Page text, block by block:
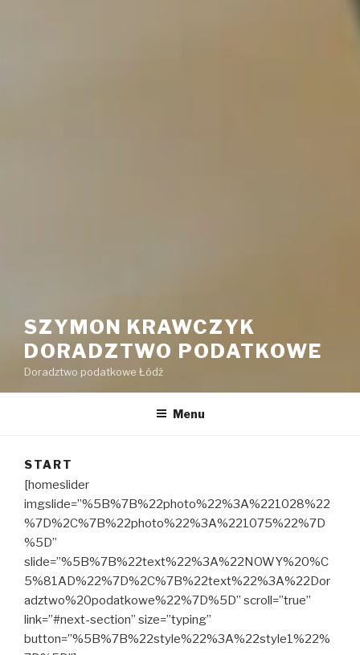
SZYMON KRAWCZYK
DORADZTWO PODATKOWE
Doradztwo podatkowe Łódź
Menu
START
[homeslider
imgslide=”%5B%7B%22photo%22%3A%221028%22
%7D%2C%7B%22photo%22%3A%221075%22%7D
%5D”
slide=”%5B%7B%22text%22%3A%22NOWY%20%C
5%81AD%22%7D%2C%7B%22text%22%3A%22Dor
adztwo%20podatkowe%22%7D%5D” scroll=”true”
link=”#next-section” size=”typing”
button=”%5B%7B%22style%22%3A%22style1%22%